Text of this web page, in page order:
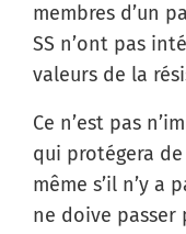
membres d’un
SS n’ont pas
valeurs de la
Ce n’est pas
qui protégera
même s’il n’y a
ne doive passer